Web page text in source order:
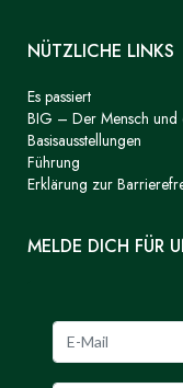
NÜTZLICHE LINKS
Es passiert
BIG – Der Mensch und
Basisausstellungen
Führung
Erklärung zur
MELDE DICH FÜR